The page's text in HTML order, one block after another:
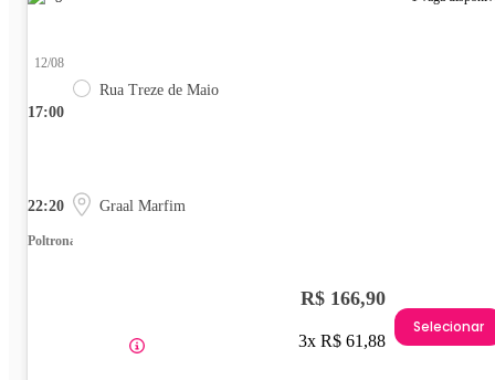
17:00
12/08
Rua Treze de Maio
22:20 Graal Marfim
Poltrona
R$ 166,90
3x R$ 61,88
Selecionar